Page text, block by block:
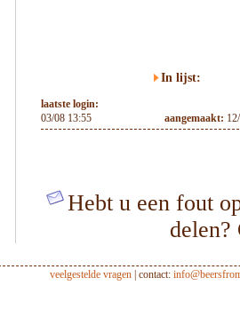
In lijst:
laatste login:
03/08 13:55
aangemaakt:
Hebt u een fout
veelgestelde vragen| contact: